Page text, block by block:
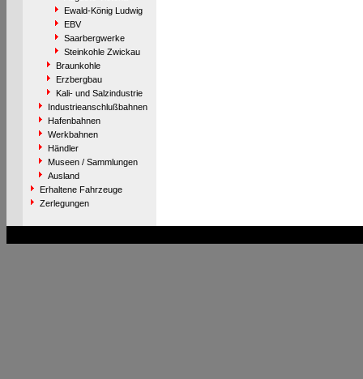
Ewald-König Ludwig
EBV
Saarbergwerke
Steinkohle Zwickau
Braunkohle
Erzbergbau
Kali- und Salzindustrie
Industrieanschlußbahnen
Hafenbahnen
Werkbahnen
Händler
Museen / Sammlungen
Ausland
Erhaltene Fahrzeuge
Zerlegungen